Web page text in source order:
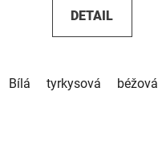
DETAIL
Bílá tyrkysová béžová